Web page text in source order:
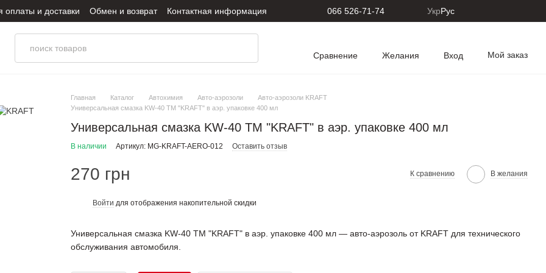
оплаты и доставки Обмен и возврат
Контактная информация
конфиденциальности
066 526-71-74 УкрРус
Сравнение Желания Вход Мой заказ
Главная Каталог Автохимия Авто-аэрозоли
Авто-аэрозоли KRAFT
Универсальная смазка KW-40 TM "KRAFT" в аэр. упаковке 400 мл
Универсальная смазка KW-40 TM "KRAFT" в аэр. упаковке 400 мл
В наличии Артикул: MG-KRAFT-AERO-012 Оставить отзыв
270 грн К сравнению В желания
Войти для отображения накопительной скидки
Универсальная смазка KW-40 TM "KRAFT" в аэр. упаковке 400 мл — авто-аэрозоль от KRAFT для технического
обслуживания автомобиля.